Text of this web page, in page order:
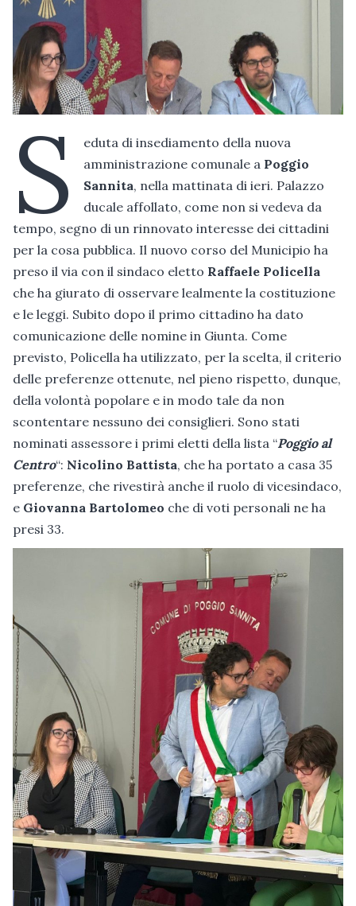
S
eduta di insediamento della nuova
amministrazione comunale a Poggio
Sannita, nella mattinata di ieri. Palazzo
ducale affollato, come non si vedeva da
tempo, segno di un rinnovato interesse dei cittadini
per la cosa pubblica. Il nuovo corso del Municipio ha
preso il via con il sindaco eletto Raffaele Policella
che ha giurato di osservare lealmente la costituzione
e le leggi. Subito dopo il primo cittadino ha dato
comunicazione delle nomine in Giunta. Come
previsto, Policella ha utilizzato, per la scelta, il criterio
delle preferenze ottenute, nel pieno rispetto, dunque,
della volontà popolare e in modo tale da non
scontentare nessuno dei consiglieri. Sono stati
nominati assessore i primi eletti della lista “Poggio al
Centro“: Nicolino Battista, che ha portato a casa 35
preferenze, che rivestirà anche il ruolo di vicesindaco,
e Giovanna Bartolomeo che di voti personali ne ha
presi 33.